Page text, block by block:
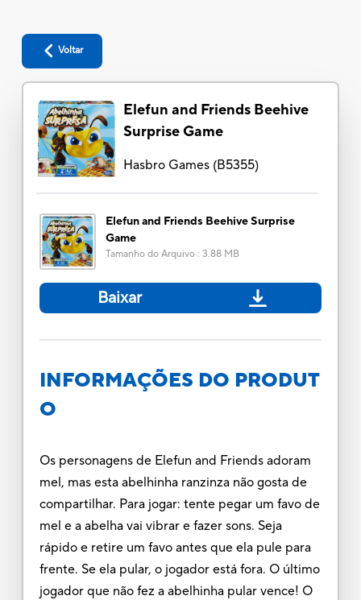
Voltar
Elefun and Friends Beehive
Surprise Game
Hasbro Games(B5355)
Elefun and Friends Beehive Surprise
Game
Tamanho do Arquivo: 3.88 MB
Baixar
INFORMAÇÕES DO PRODUT
O
Os personagens de Elefun and Friends adoram
mel, mas esta abelhinha ranzinza não gosta de
compartilhar. Para jogar: tente pegar um favo de
mel e a abelha vai vibrar e fazer sons. Seja
rápido e retire um favo antes que ela pule para
frente. Se ela pular, o jogador está fora. O último
jogador que não fez a abelhinha pular vence! O